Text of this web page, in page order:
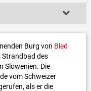
Burg von Bled
Strandbad des
Slowenien. Die
vom Schweizer
als er die